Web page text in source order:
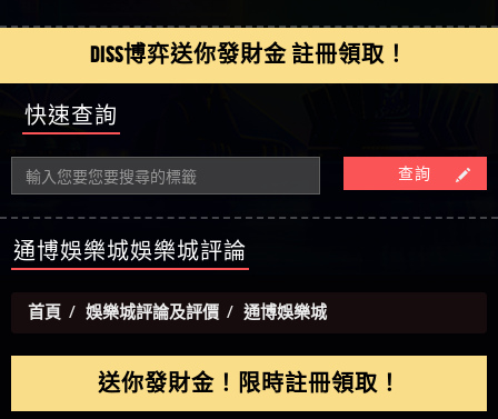
本文教你如何拿回被騙資金
是詐騙 M.L.Edge是詐騙嗎 【M.L.Edge】M.L.Edge無法出
金 被M.L.Edge詐騙的錢一招拿回
費討回資金賴zg369】Robinhood是詐騙嗎 Robinhood是
不是詐騙 Robinhood是真的嗎 被Robinhood詐騙的錢怎
麼辦 本文教你如何拿回被騙資金
【其他問題】FLTO詐騙持續收割國人中【免費討回
資金賴zg369】FLTO是詐騙嗎 FLTO是不是詐騙 FLTO是
真的嗎 被FLTO詐騙的錢怎麼辦 本文教你如何拿回
被騙資金
【其他問題】 遇詐騙求救賴【zg369】八旬老翁被
ALYWS詐騙家破人亡 ALYWS是真的嗎 ALYWS是不是詐騙
ALYWS是詐騙嗎 （ALYWS）無法出金 請小心群組暗椿
【其他問題】 一招教你揭秘新型詐騙手法 （受害
者免費援助賴zg369）當當詐騙 當當是不是詐騙 當
當是真的嗎 當當是詐騙嗎 六旬老婦深信當當高獲
利回報被騙的家破人亡
【AVA娛樂城】還會自己做假對話來毀謗欸哈哈哈
【陳順堪】黑網不出金
【黃伊珊】不推薦爛公司
【陳順堪】星匯娛樂城出金幾次後贏錢就不給出
金
【陳順堪】黑網出金幾次後贏了就不出金出
【玩運彩】
【asd】唬爛不出金黑網垃圾平台
【蘇俊曄】所以會出金嗎現在也是一樣的狀況
【侯依揚】廢物喔
DISS博弈送你發財金 註冊領取！
快速查詢
查詢
通博娛樂城娛樂城評論
首頁 娛樂城評論及評價 通博娛樂城
送你發財金！限時註冊領取！